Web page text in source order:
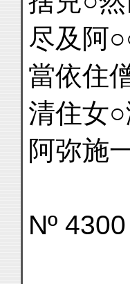
尽及阿
當依住
清住女
阿弥施
Nº 4300